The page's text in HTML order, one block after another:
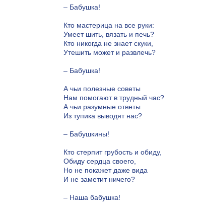
– Бабушка!
Кто мастерица на все руки:
Умеет шить, вязать и печь?
Кто никогда не знает скуки,
Утешить может и развлечь?
– Бабушка!
А чьи полезные советы
Нам помогают в трудный час?
А чьи разумные ответы
Из тупика выводят нас?
– Бабушкины!
Кто стерпит грубость и обиду,
Обиду сердца своего,
Но не покажет даже вида
И не заметит ничего?
– Наша бабушка!